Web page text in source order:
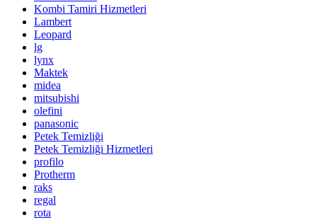
Kombi Tamiri Hizmetleri
Lambert
Leopard
lg
lynx
Maktek
midea
mitsubishi
olefini
panasonic
Petek Temizliği
Petek Temizliği Hizmetleri
profilo
Protherm
raks
regal
rota